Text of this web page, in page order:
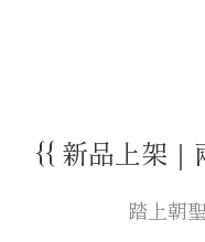
{{ 新品上架｜
踏上朝